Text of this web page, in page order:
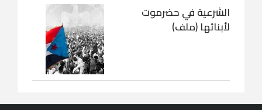
الشرعية في حضرموت
لأبنائها (ملف)